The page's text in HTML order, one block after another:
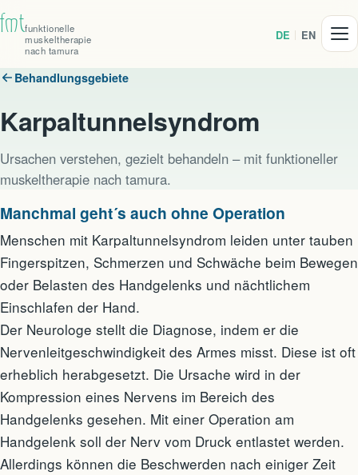
fmtfunktionelle
muskel­therapie
nach tamura
DE EN
Behandlungsgebiete
Karpaltunnelsyndrom
Ursachen verstehen, gezielt behandeln – mit funktioneller
muskeltherapie nach tamura.
Manchmal geht´s auch ohne Operation
Menschen mit Karpaltunnelsyndrom leiden unter tauben
Fingerspitzen, Schmerzen und Schwäche beim Bewegen
oder Belasten des Handgelenks und nächtlichem
Einschlafen der Hand.
Der Neurologe stellt die Diagnose, indem er die
Nervenleitgeschwindigkeit des Armes misst. Diese ist oft
erheblich herabgesetzt. Die Ursache wird in der
Kompression eines Nervens im Bereich des
Handgelenks gesehen. Mit einer Operation am
Handgelenk soll der Nerv vom Druck entlastet werden.
Allerdings können die Beschwerden nach einiger Zeit